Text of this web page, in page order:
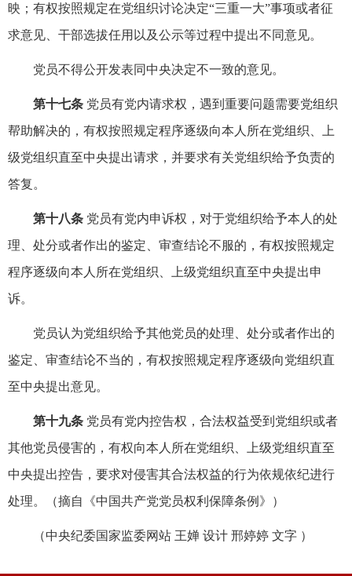
映；有权按照规定在党组织讨论决定“三重一大”事项或者征
求意见、干部选拔任用以及公示等过程中提出不同意见。
党员不得公开发表同中央决定不一致的意见。
第十七条 党员有党内请求权，遇到重要问题需要党组织
帮助解决的，有权按照规定程序逐级向本人所在党组织、上
级党组织直至中央提出请求，并要求有关党组织给予负责的
答复。
第十八条 党员有党内申诉权，对于党组织给予本人的处
理、处分或者作出的鉴定、审查结论不服的，有权按照规定
程序逐级向本人所在党组织、上级党组织直至中央提出申
诉。
党员认为党组织给予其他党员的处理、处分或者作出的
鉴定、审查结论不当的，有权按照规定程序逐级向党组织直
至中央提出意见。
第十九条 党员有党内控告权，合法权益受到党组织或者
其他党员侵害的，有权向本人所在党组织、上级党组织直至
中央提出控告，要求对侵害其合法权益的行为依规依纪进行
处理。（摘自《中国共产党党员权利保障条例》）
（中央纪委国家监委网站 王婵 设计 邢婷婷 文字 ）